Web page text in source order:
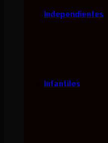
Independientes
Infantiles